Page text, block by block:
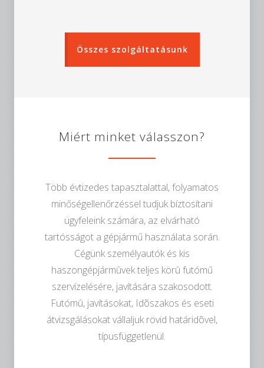
Összes szolgáltatásunk
Miért minket válasszon?
Több évtizedes tapasztalattal, folyamatos
minőségellenőrzéssel tudjuk bíztosítani
ügyfeleink számára, az elvárható
tartósságot a gépjármű használata során.
Cégünk személyautók és kis
haszongépjármûvek teljes körû futómű
szervízelésére, javítására szakosodott.
Futómû, javításokat, Idõszakos és eseti
átvizsgálásokat vállaljuk rövid határidõvel,
típusfüggetlenül.